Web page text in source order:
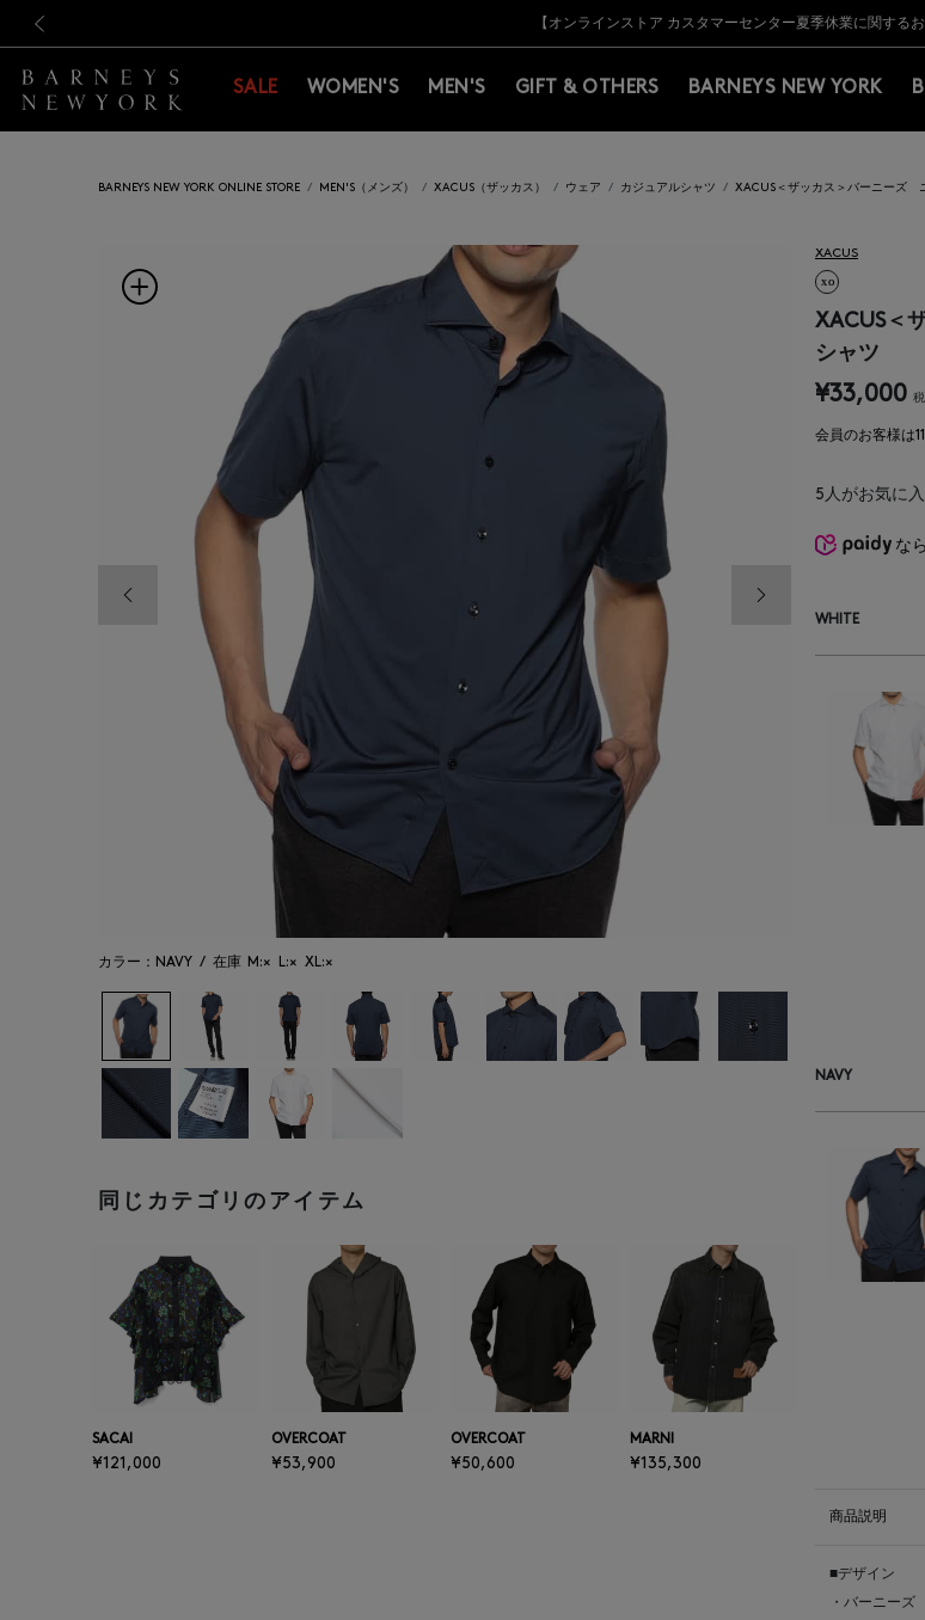
新規登録のお客様も対象！＜MY BARNEYS＞会員のお客様は11,000円（税込）以上のお
【夏季休業に伴う出荷一時停止のお知らせ】
【オンラインストア カスタマーセンター夏季休業に関する
【夏季休業に伴う返品・交換承り一時停止のお知ら
熊本県を中心とした地震の影響によるお荷物のお
【開催中】SUMMER SALEのご案内・ご注
新規登録のお客様も対象！＜MY BARNEYS＞会員のお客様は11,000円（税込）以上のお
【夏季休業に伴う出荷一時停止のお知らせ】
SALE WOMEN'S MEN'S GIFT & OTHERS BARNEYS NEW YORK
BARNEYS NEW YORK ONLINE STORE MEN'S（メンズ） XACUS（ザッカス） ウェア カジュアルシャツ XACUS＜ザッカス＞バーニーズ
カラー：NAVY / 在庫 M:× L:× XL:×
同じカテゴリのアイテム
SACAI
¥121,000
OVERCOAT
¥53,900
OVERCOAT
¥50,600
MARNI
¥135,300
XACUS
XACUS＜
シャツ
¥33,000
会員のお客様は
5人がお気に
なら
WHITE
NAVY
商品説明
■デザイン
・バーニー